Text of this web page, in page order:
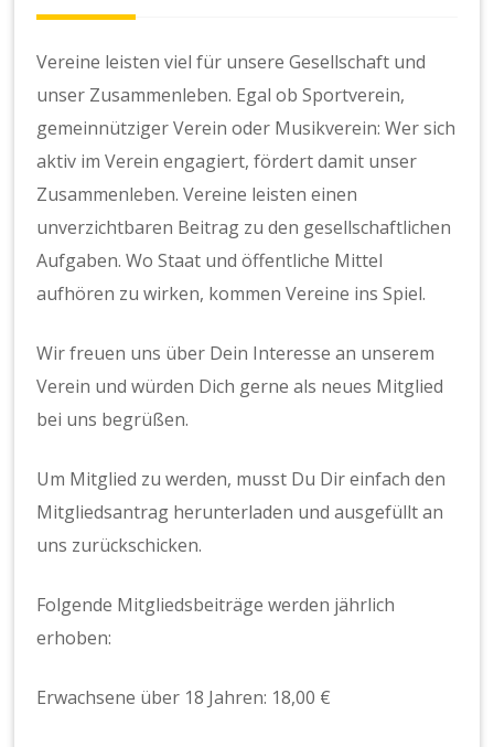
Vereine leisten viel für unsere Gesellschaft und
unser Zusammenleben. Egal ob Sportverein,
gemeinnütziger Verein oder Musikverein: Wer sich
aktiv im Verein engagiert, fördert damit unser
Zusammenleben. Vereine leisten einen
unverzichtbaren Beitrag zu den gesellschaftlichen
Aufgaben. Wo Staat und öffentliche Mittel
aufhören zu wirken, kommen Vereine ins Spiel.
Wir freuen uns über Dein Interesse an unserem
Verein und würden Dich gerne als neues Mitglied
bei uns begrüßen.
Um Mitglied zu werden, musst Du Dir einfach den
Mitgliedsantrag herunterladen und ausgefüllt an
uns zurückschicken.
Folgende Mitgliedsbeiträge werden jährlich
erhoben:
Erwachsene über 18 Jahren: 18,00 €